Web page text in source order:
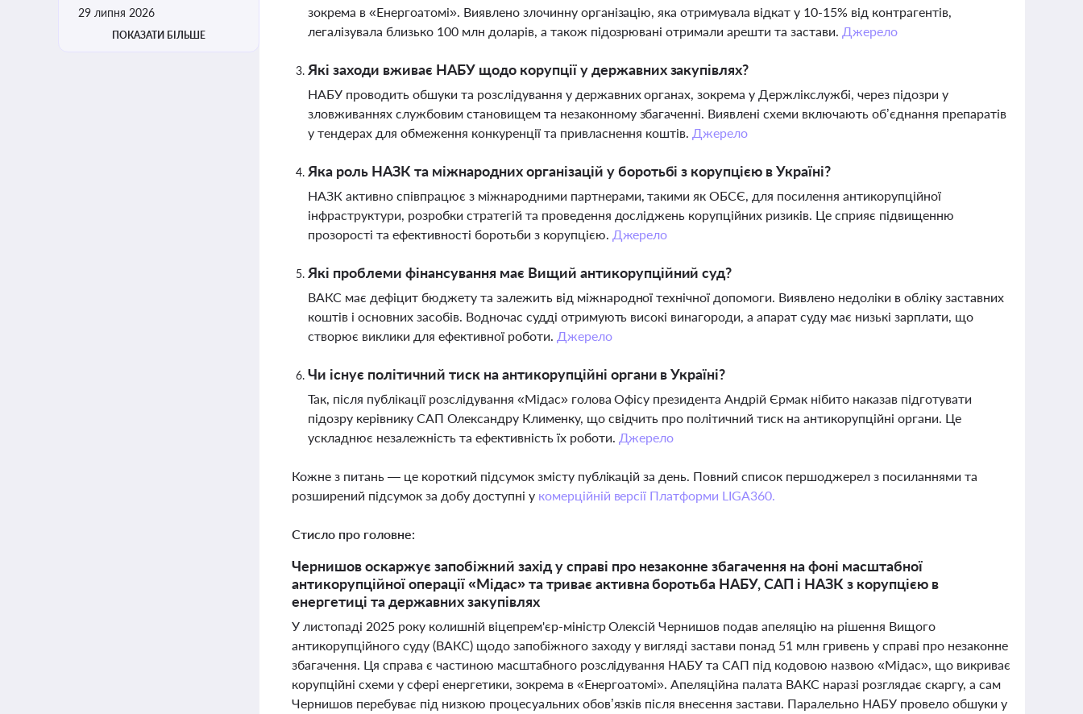
29 липня 2026
ПОКАЗАТИ БІЛЬШЕ
зокрема в «Енергоатомі». Виявлено злочинну організацію, яка отримувала відкат у 10-15% від контрагентів,
легалізувала близько 100 млн доларів, а також підозрювані отримали арешти та застави. Джерело
Які заходи вживає НАБУ щодо корупції у державних закупівлях?
НАБУ проводить обшуки та розслідування у державних органах, зокрема у Держлікслужбі, через підозри у
зловживаннях службовим становищем та незаконному збагаченні. Виявлені схеми включають об’єднання препаратів
у тендерах для обмеження конкуренції та привласнення коштів. Джерело
Яка роль НАЗК та міжнародних організацій у боротьбі з корупцією в Україні?
НАЗК активно співпрацює з міжнародними партнерами, такими як ОБСЄ, для посилення антикорупційної
інфраструктури, розробки стратегій та проведення досліджень корупційних ризиків. Це сприяє підвищенню
прозорості та ефективності боротьби з корупцією. Джерело
Які проблеми фінансування має Вищий антикорупційний суд?
ВАКС має дефіцит бюджету та залежить від міжнародної технічної допомоги. Виявлено недоліки в обліку заставних
коштів і основних засобів. Водночас судді отримують високі винагороди, а апарат суду має низькі зарплати, що
створює виклики для ефективної роботи. Джерело
Чи існує політичний тиск на антикорупційні органи в Україні?
Так, після публікації розслідування «Мідас» голова Офісу президента Андрій Єрмак нібито наказав підготувати
підозру керівнику САП Олександру Клименку, що свідчить про політичний тиск на антикорупційні органи. Це
ускладнює незалежність та ефективність їх роботи. Джерело
Кожне з питань — це короткий підсумок змісту публікацій за день. Повний список першоджерел з посиланнями та
розширений підсумок за добу доступні у комерційній версії Платформи LIGA360.
Стисло про головне:
Чернишов оскаржує запобіжний захід у справі про незаконне збагачення на фоні масштабної
антикорупційної операції «Мідас» та триває активна боротьба НАБУ, САП і НАЗК з корупцією в
енергетиці та державних закупівлях
У листопаді 2025 року колишній віцепрем'єр-міністр Олексій Чернишов подав апеляцію на рішення Вищого
антикорупційного суду (ВАКС) щодо запобіжного заходу у вигляді застави понад 51 млн гривень у справі про незаконне
збагачення. Ця справа є частиною масштабного розслідування НАБУ та САП під кодовою назвою «Мідас», що викриває
корупційні схеми у сфері енергетики, зокрема в «Енергоатомі». Апеляційна палата ВАКС наразі розглядає скаргу, а сам
Чернишов перебуває під низкою процесуальних обов’язків після внесення застави. Паралельно НАБУ провело обшуки у